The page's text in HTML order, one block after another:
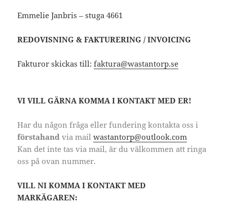
Emmelie Janbris – stuga 4661
REDOVISNING & FAKTURERING / INVOICING
Fakturor skickas till:faktura@wastantorp.se
VI VILL GÄRNA KOMMA I KONTAKT MED ER!
Har du någon fråga eller fundering kontakta oss i
förstahand via mailwastantorp@outlook.com
Kan det inte tas via mail, är du välkommen att ringa
oss på ovan nummer.
VILL NI KOMMA I KONTAKT MED
MARKÄGAREN: